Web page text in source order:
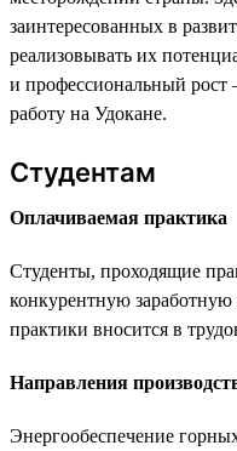
заинтересованных в
реализовывать их
и профессиональный
работу на Удокане.
Студентам
Оплачиваемая практика
Студенты, проходящие
конкурентную
практики вносится в
Направления
Энергообеспечение